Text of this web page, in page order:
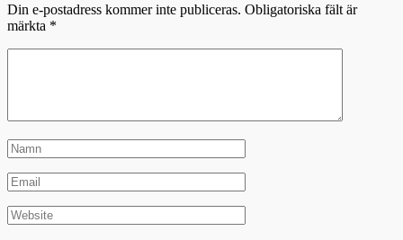
Din e-postadress kommer inte publiceras. Obligatoriska fält är
märkta *